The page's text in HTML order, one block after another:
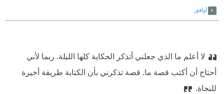
أوافق
لا أعلم ما الذي جعلني أتذكر الحكاية كلها الليلة. ربما لأني
أحتاج أن أكتب قصة ما. قصة تذكرني بأن الكتابة طريقة أخيرة
للنجاة.